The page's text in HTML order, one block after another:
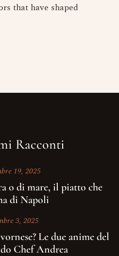
that have shaped
Racconti
19, 2025
o di mare, il piatto che
di Napoli
3, 2025
Le due anime del
Chef Andrea